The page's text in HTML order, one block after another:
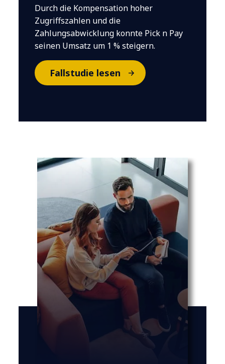
Durch die Kompensation hoher
Zugriffszahlen und die
Zahlungsabwicklung konnte Pick n Pay
seinen Umsatz um 1 % steigern.
Fallstudie lesen